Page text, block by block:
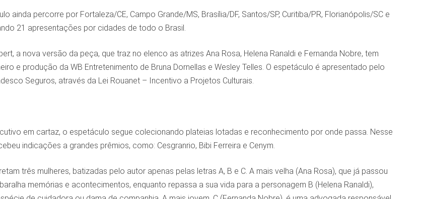
ainda percorre por Fortaleza/CE, Campo Grande/MS, Brasília/DF, Santos/SP, Curitiba/PR, Florianópolis/SC e
21 apresentações por cidades de todo o Brasil.
a nova versão da peça, que traz no elenco as atrizes Ana Rosa, Helena Ranaldi e Fernanda Nobre, tem
e produção da WB Entretenimento de Bruna Dornellas e Wesley Telles. O espetáculo é apresentado pelo
Seguros, através da Lei Rouanet – Incentivo a Projetos Culturais.
em cartaz, o espetáculo segue colecionando plateias lotadas e reconhecimento por onde passa. Nesse
indicações a grandes prêmios, como: Cesgranrio, Bibi Ferreira e Cenym.
três mulheres, batizadas pelo autor apenas pelas letras A, B e C. A mais velha (Ana Rosa), que já passou
memórias e acontecimentos, enquanto repassa a sua vida para a personagem B (Helena Ranaldi),